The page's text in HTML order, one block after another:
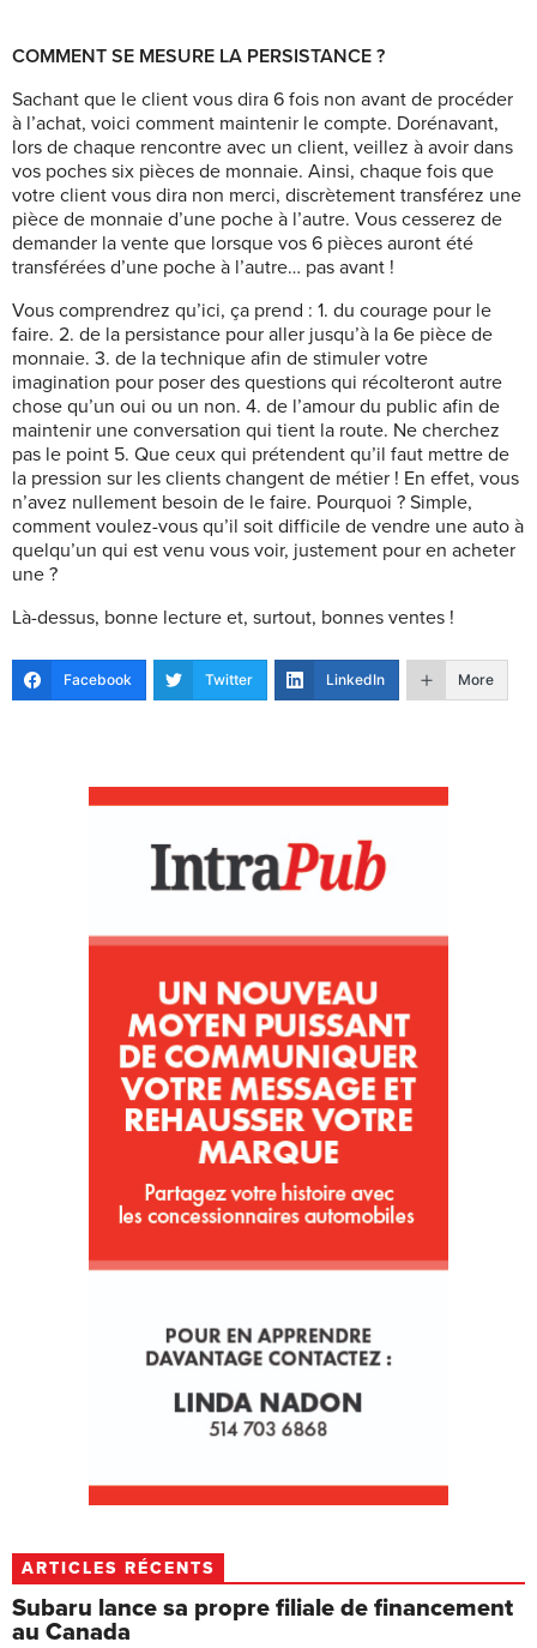
COMMENT SE MESURE LA PERSISTANCE ?
Sachant que le client vous dira 6 fois non avant de procéder
à l’achat, voici comment maintenir le compte. Dorénavant,
lors de chaque rencontre avec un client, veillez à avoir dans
vos poches six pièces de monnaie. Ainsi, chaque fois que
votre client vous dira non merci, discrètement transférez une
pièce de monnaie d’une poche à l’autre. Vous cesserez de
demander la vente que lorsque vos 6 pièces auront été
transférées d’une poche à l’autre… pas avant !
Vous comprendrez qu’ici, ça prend : 1. du courage pour le
faire. 2. de la persistance pour aller jusqu’à la 6e pièce de
monnaie. 3. de la technique afin de stimuler votre
imagination pour poser des questions qui récolteront autre
chose qu’un oui ou un non. 4. de l’amour du public afin de
maintenir une conversation qui tient la route. Ne cherchez
pas le point 5. Que ceux qui prétendent qu’il faut mettre de
la pression sur les clients changent de métier ! En effet, vous
n’avez nullement besoin de le faire. Pourquoi ? Simple,
comment voulez-vous qu’il soit difficile de vendre une auto à
quelqu’un qui est venu vous voir, justement pour en acheter
une ?
Là-dessus, bonne lecture et, surtout, bonnes ventes !
Facebook Twitter LinkedIn More
ARTICLES RÉCENTS
Subaru lance sa propre filiale de financement
au Canada